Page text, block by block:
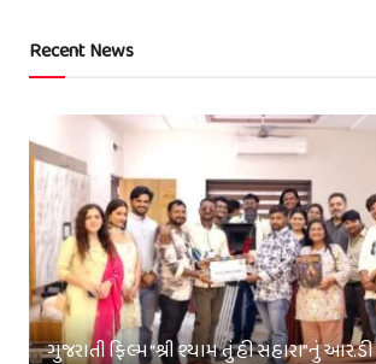
Recent News
ગુજરાતી ફિલ્મ “શ્રી શ્યામ તું હી સહારા”નું આર.ડી